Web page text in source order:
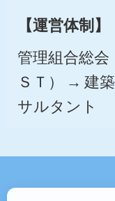
【運営体制】
管理組合総
ＳＴ）
→ 建
サルタント